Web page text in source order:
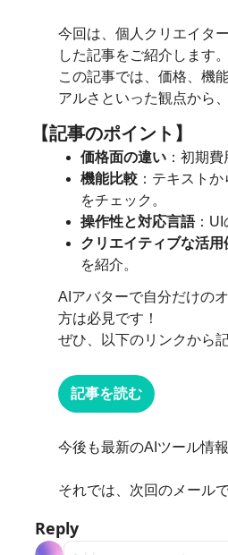
今回は、個人クリエイタ
した記事をご紹介します。
この記事では、価格、機
アルさといった観点から
【記事のポイント】
価格面の違い ：初期
機能比較 ：テキスト
をチェック。
操作性と対応言語：UI
クリエイティブな活用
を紹介。
AIアバターで自分だけの
方は必見です！
ぜひ、以下のリンクから
記事を読む
今後も最新のAIツール情
それでは、次回のメール
Reply